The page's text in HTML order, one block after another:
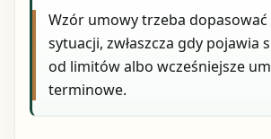
Wzór umowy trzeba
sytuacji, zwłaszcza gdy pojawia
od limitów albo wcześniejsze
terminowe.